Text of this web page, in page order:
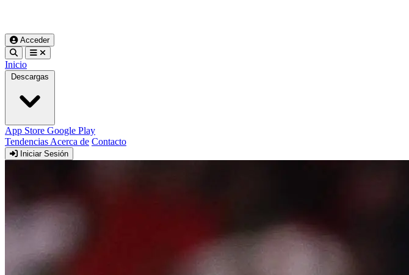
Acceder
Inicio
Descargas
App Store Google Play
Tendencias Acerca de Contacto
Iniciar Sesión